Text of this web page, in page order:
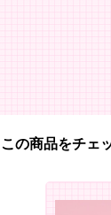
この商品をチェ